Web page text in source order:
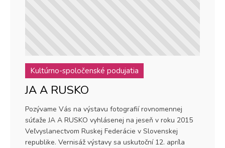
Kultúrno-spoločenské podujatia
JA A RUSKO
Pozývame Vás na výstavu fotografií rovnomennej
súťaže JA A RUSKO vyhlásenej na jeseň v roku 2015
Veľvyslanectvom Ruskej Federácie v Slovenskej
republike. Vernisáž výstavy sa uskutoční 12. apríla